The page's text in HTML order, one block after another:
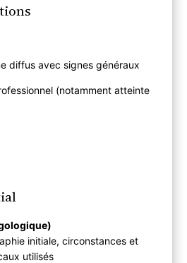
diffus avec signes généraux
(notamment atteinte
initiale, circonstances et
utilisés